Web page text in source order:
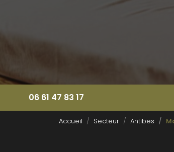
06 61 47 83 17
Accueil Secteur Antibes